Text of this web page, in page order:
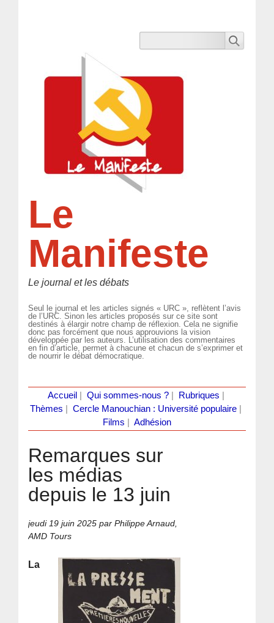
Le
Manifeste
Le journal et les débats
Seul le journal et les articles signés « URC », reflètent l’avis
de l’URC. Sinon les articles proposés sur ce site sont
destinés à élargir notre champ de réflexion. Cela ne signifie
donc pas forcément que nous approuvions la vision
développée par les auteurs. L’utilisation des commentaires
en fin d’article, permet à chacune et chacun de s’exprimer et
de nourrir le débat démocratique.
Accueil Qui sommes-nous ?| Rubriques
Thèmes
Cercle Manouchian : Université populaire
Films
Adhésion
Remarques sur
les médias
depuis le 13 juin
jeudi 19 juin 2025 par Philippe Arnaud,
AMD Tours
La